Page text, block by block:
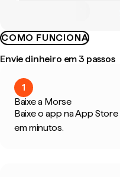
COMO FUNCIONA
Envie dinheiro em 3 passos
1
Baixe a Morse
Baixe o app na App
em minutos.